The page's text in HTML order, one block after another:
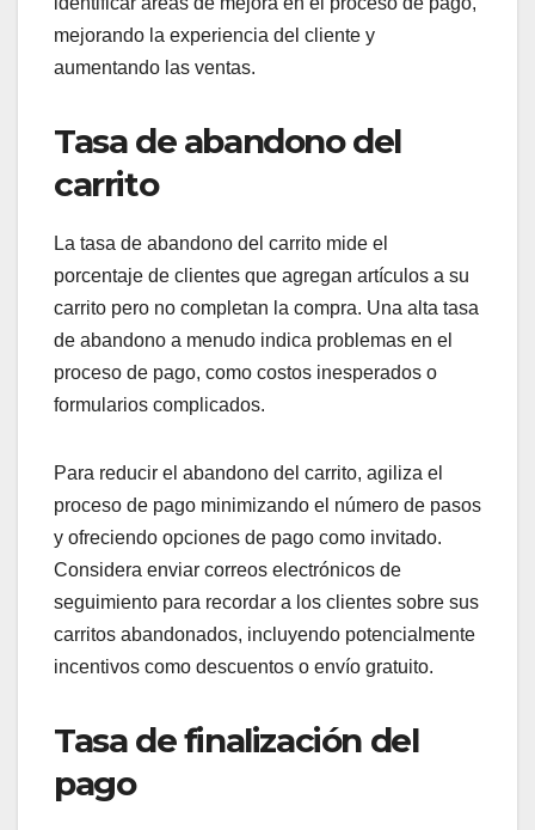
mejorando la experiencia del cliente y
aumentando las ventas.
Tasa de abandono del
carrito
La tasa de abandono del carrito mide el
porcentaje de clientes que agregan artículos a su
carrito pero no completan la compra. Una alta tasa
de abandono a menudo indica problemas en el
proceso de pago, como costos inesperados o
formularios complicados.
Para reducir el abandono del carrito, agiliza el
proceso de pago minimizando el número de pasos
y ofreciendo opciones de pago como invitado.
Considera enviar correos electrónicos de
seguimiento para recordar a los clientes sobre sus
carritos abandonados, incluyendo potencialmente
incentivos como descuentos o envío gratuito.
Tasa de finalización del
pago